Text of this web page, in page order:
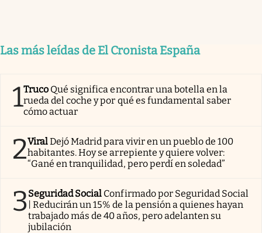
Las más leídas de El Cronista España
1Truco Qué significa encontrar una botella en la
rueda del coche y por qué es fundamental saber
cómo actuar
2ViralDejó Madrid para vivir en un pueblo de 100
habitantes. Hoy se arrepiente y quiere volver:
“Gané en tranquilidad, pero perdí en soledad”
3Seguridad Social Confirmado por Seguridad Social
| Reducirán un 15% de la pensión a quienes hayan
trabajado más de 40 años, pero adelanten su
jubilación